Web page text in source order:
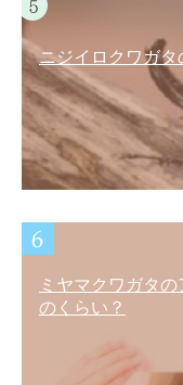
ニジイロクワガタ
ミヤマクワガタ
のくらい？